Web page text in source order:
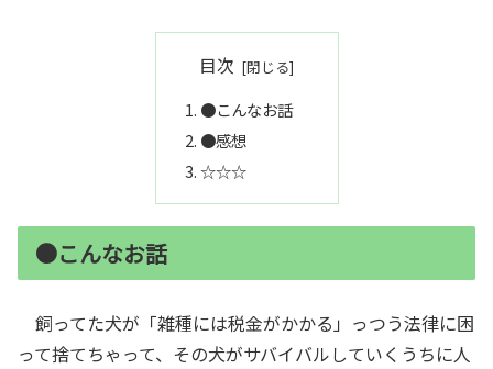
目次
●こんなお話
●感想
☆☆☆
●こんなお話
飼ってた犬が「雑種には税金がかかる」っつう法律に困
って捨てちゃって、その犬がサバイバルしていくうちに人